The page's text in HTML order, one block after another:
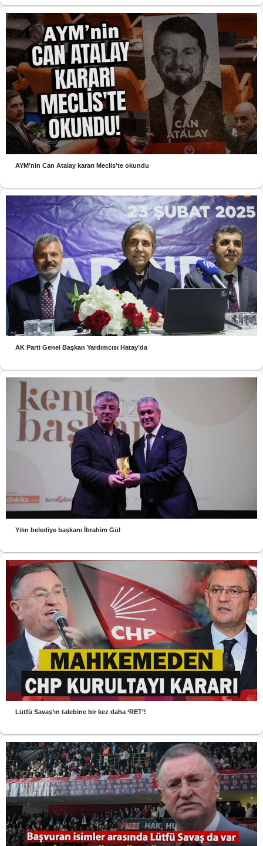
AYM’nin Can Atalay kararı Meclis’te okundu
AK Parti Genel Başkan Yardımcısı Hatay’da
Yılın belediye başkanı İbrahim Gül
Lütfü Savaş’ın talebine bir kez daha ‘RET’!